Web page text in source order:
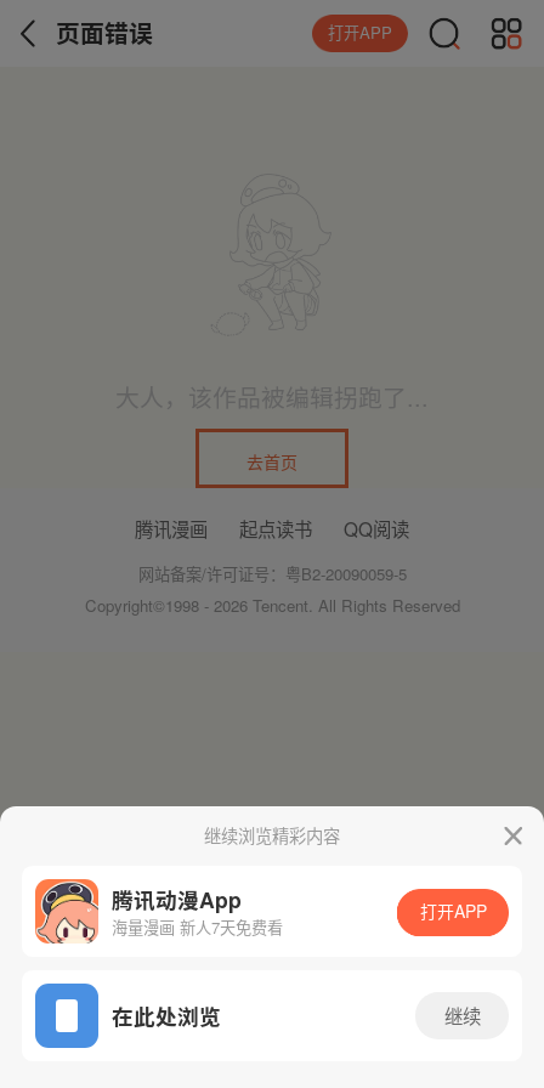
页面错误 打开APP
大人，该作品被编辑拐跑了...
去首页
继续浏览精彩内容
腾讯动漫App
海量漫画 新人7天免费看
打开APP
在此处浏览 继续
腾讯漫画 起点读书 QQ阅读
网站备案/许可证号：粤B2-20090059-5
Copyright©1998 - 2026 Tencent. All Rights Reserved